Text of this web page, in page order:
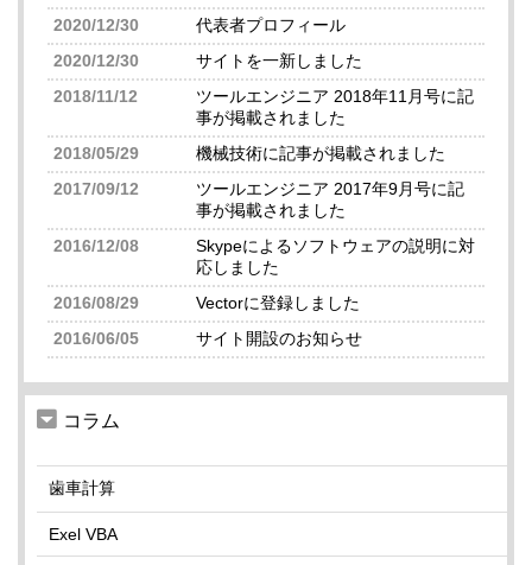
2020/12/30
代表者プロフィール
2020/12/30
サイトを一新しました
2018/11/12
ツールエンジニア 2018年11月号に記
事が掲載されました
2018/05/29
機械技術に記事が掲載されました
2017/09/12
ツールエンジニア 2017年9月号に記
事が掲載されました
2016/12/08
Skypeによるソフトウェアの説明に対
応しました
2016/08/29
Vectorに登録しました
2016/06/05
サイト開設のお知らせ
コラム
歯車計算
Exel VBA